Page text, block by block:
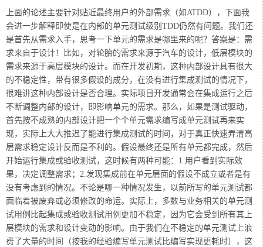
上面的论述主要针对贴近最终用户的外部需求（如ATDD），下面我
会进一步解释即使是在内部的单元测试级别TDD仍然有问题。我们还
是首先从需求入手，思考一下单元的需求是哪里来的呢？答案是：需
求来自于设计！比如，对轮胎的需求来源于汽车的设计，低层模块的
需求来源于高层模块的设计。而在开发初期，这种内部设计具有很大
的不稳定性，带有很多假设的成分，在没有进行集成测试的情况下，
很难讲这种内部设计是否合理。实际项目开发通常会在集成运行之后
不断调整内部的设计，即影响单元的需求。那么，如果是测试驱动，
首先按不成熟的内部设计把一个个单元需求编写成单元测试再来实
现，实际上大大推迟了能进行集成测试的时间，对于真正快速弄清高
层需求稳定设计反而是不利的。假设最终还是所有单元都完成，然后
开始运行集成或验收测试，这时候有两种可能：1.用户看到实际效
果，决定调整需求；2.发现集成前在单元层面的假设不成立或者是有
没有考虑到的情况。不论是哪一种情况发生，以前所写的单元测试都
面临着被废弃或必须修改的命运。实际上，多数与业务相关的单元测
试用例比起集成或验收测试用例更加不稳定，因为它会受到所有其上
层模块的需求和设计变动的影响。由于我们在不稳定的单元测试上浪
费了大量的时间（按我的经验编写单元测试比编写实现更耗时），这